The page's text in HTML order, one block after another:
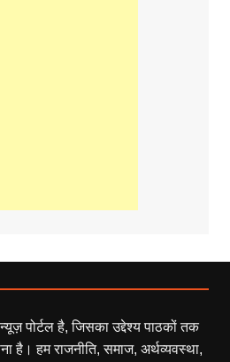
पोर्टल है, जिसका उद्देश्य पाठकों तक
है। हम राजनीति, समाज, अर्थव्यवस्था,